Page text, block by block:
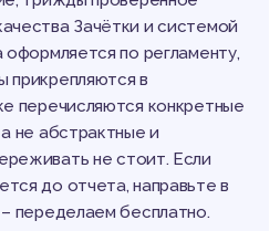
Зачётки и системой
оформляется по регламенту,
прикрепляются в
перечисляются конкретные
не абстрактные и
не стоит. Если
до отчета, направьте в
переделаем бесплатно.